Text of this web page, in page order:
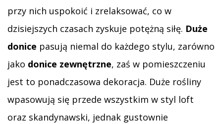
przy nich uspokoić i zrelaksować, co w
dzisiejszych czasach zyskuje potężną siłę. Duże
donice pasują niemal do każdego stylu, zarówno
jako donice zewnętrzne, zaś w pomieszczeniu
jest to ponadczasowa dekoracja. Duże rośliny
wpasowują się przede wszystkim w styl loft
oraz skandynawski, jednak gustownie